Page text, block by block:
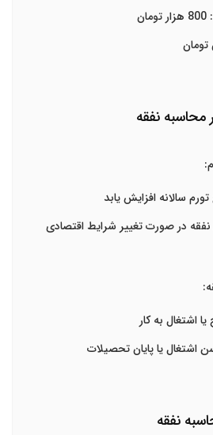
نفقه
:
سالانه افزایش یابد
در صورت تغییر شرایط اقتصادی
اشتغال به کار
اشتغال یا پایان تحصیلات
نفقه